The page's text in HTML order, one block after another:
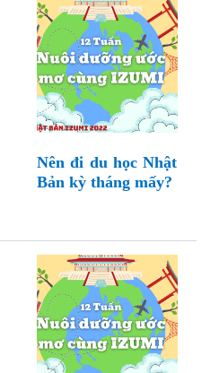
Nên đi du học Nhật
Bản kỳ tháng mấy?